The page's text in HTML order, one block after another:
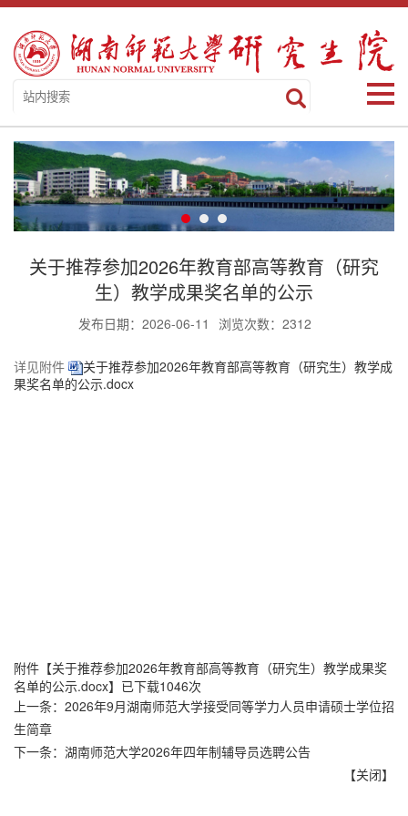
关于推荐参加2026年教育部高等教育（研究
生）教学成果奖名单的公示
发布日期：2026-06-11 浏览次数： 2312
详见附件
关于推荐参加2026年教育部高等教育（研究生）教学成
果奖名单的公示.docx
附件【关于推荐参加2026年教育部高等教育（研究生）教学成果奖
名单的公示.docx】已下载1046次
上一条： 2026年9月湖南师范大学接受同等学力人员申请硕士学位招
生简章
下一条： 湖南师范大学2026年四年制辅导员选聘公告
【关闭】